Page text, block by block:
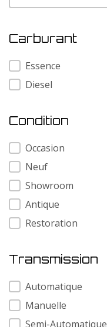
Carburant
Carburant
Essence
Diesel
Condition
Condition
Occasion
Neuf
Showroom
Antique
Restoration
Transmission
Transmission
Automatique
Manuelle
Semi-Automatique